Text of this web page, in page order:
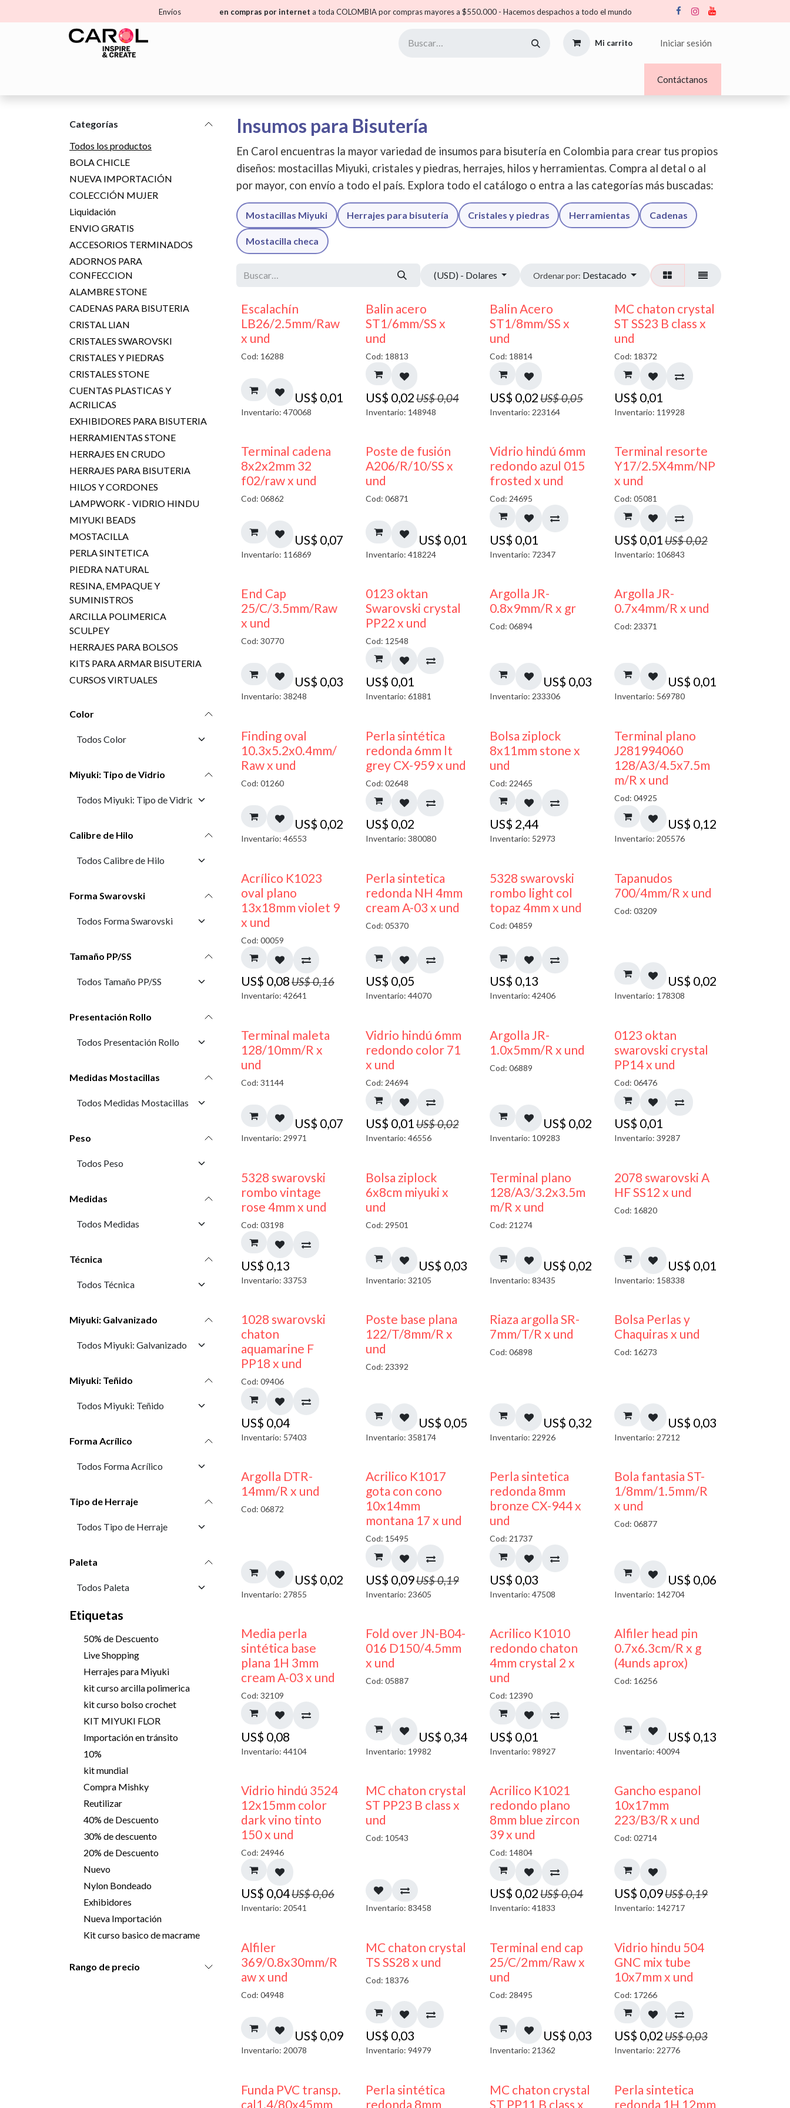
Envíos en compras por internet a toda COLOMBIA por compras mayores a $550.000 - Hacemos despachos a todo el mundo
Mi carrito Iniciar sesión
Contáctanos
Categorías
Todos los productos
BOLA CHICLE
NUEVA IMPORTACIÓN
COLECCIÓN MUJER
Liquidación
ENVIO GRATIS
ACCESORIOS TERMINADOS
ADORNOS PARA
CONFECCION
ALAMBRE STONE
CADENAS PARA BISUTERIA
CRISTAL LIAN
CRISTALES SWAROVSKI
CRISTALES Y PIEDRAS
CRISTALES STONE
CUENTAS PLASTICAS Y
ACRILICAS
EXHIBIDORES PARA BISUTERIA
HERRAMIENTAS STONE
HERRAJES EN CRUDO
HERRAJES PARA BISUTERIA
HILOS Y CORDONES
LAMPWORK - VIDRIO HINDU
MIYUKI BEADS
MOSTACILLA
PERLA SINTETICA
PIEDRA NATURAL
RESINA, EMPAQUE Y
SUMINISTROS
ARCILLA POLIMERICA
SCULPEY
HERRAJES PARA BOLSOS
KITS PARA ARMAR BISUTERIA
CURSOS VIRTUALES
Color
Miyuki: Tipo de Vidrio
Calibre de Hilo
Forma Swarovski
Tamaño PP/SS
Presentación Rollo
Medidas Mostacillas
Peso
Medidas
Técnica
Miyuki: Galvanizado
Miyuki: Teñido
Forma Acrílico
Tipo de Herraje
Paleta
Etiquetas
50% de Descuento
Live Shopping
Herrajes para Miyuki
kit curso arcilla polimerica
kit curso bolso crochet
KIT MIYUKI FLOR
Importación en tránsito
10%
kit mundial
Compra Mishky
Reutilizar
40% de Descuento
30% de descuento
20% de Descuento
Nuevo
Nylon Bondeado
Exhibidores
Nueva Importación
Kit curso basico de macrame
Rango de precio
Insumos para Bisutería
En Carol encuentras la mayor variedad de insumos para bisutería en Colombia para crear tus propios
diseños: mostacillas Miyuki, cristales y piedras, herrajes, hilos y herramientas. Compra al detal o al
por mayor, con envío a todo el país. Explora todo el catálogo o entra a las categorías más buscadas:
Mostacillas Miyuki Herrajes para bisutería Cristales y piedras Herramientas Cadenas
Mostacilla checa
(USD) - Dolares Ordenar por: Destacado
Escalachín
LB26/2.5mm/Raw
x und
Cod: 16288
US$ 0,01
Inventario: 470068
50% DESCUENTO
Balin acero
ST1/6mm/SS x
und
Cod: 18813
US$ 0,02US$0,04
Inventario: 148948
50% DESCUENTO
Balin Acero
ST1/8mm/SS x
und
Cod: 18814
US$ 0,02 US$0,05
Inventario: 223164
MC chaton crystal
ST SS23 B class x
und
Cod: 18372
US$ 0,01
Inventario: 119928
Terminal cadena
8x2x2mm 32
f02/raw x und
Cod: 06862
US$ 0,07
Inventario: 116869
Poste de fusión
A206/R/10/SS x
und
Cod: 06871
US$ 0,01
Inventario: 418224
40% DESCUENTO
Vidrio hindú 6mm
redondo azul 015
frosted x und
Cod: 24695
US$ 0,01
Inventario: 72347
50% DESCUENTO
Terminal resorte
Y17/2.5X4mm/NP
x und
Cod: 05081
US$ 0,01 US$0,02
Inventario: 106843
End Cap
25/C/3.5mm/Raw
x und
Cod: 30770
US$ 0,03
Inventario: 38248
0123 oktan
Swarovski crystal
PP22 x und
Cod: 12548
US$ 0,01
Inventario: 61881
Argolla JR-
0.8x9mm/R x gr
Cod: 06894
US$ 0,03
Inventario: 233306
Argolla JR-
0.7x4mm/R x und
Cod: 23371
US$ 0,01
Inventario: 569780
Finding oval
10.3x5.2x0.4mm/
Raw x und
Cod: 01260
US$ 0,02
Inventario: 46553
Perla sintética
redonda 6mm lt
grey CX-959 x und
Cod: 02648
US$ 0,02
Inventario: 380080
¡NUEVO!
Bolsa ziplock
8x11mm stone x
und
Cod: 22465
US$ 2,44
Inventario: 52973
Terminal plano
J281994060
128/A3/4.5x7.5m
m/R x und
Cod: 04925
US$ 0,12
Inventario: 205576
50% DESCUENTO
Acrílico K1023
oval plano
13x18mm violet 9
x und
Cod: 00059
US$ 0,08US$0,16
Inventario: 42641
Perla sintetica
redonda NH 4mm
cream A-03 x und
Cod: 05370
US$ 0,05
Inventario: 44070
5328 swarovski
rombo light col
topaz 4mm x und
Cod: 04859
US$ 0,13
Inventario: 42406
Tapanudos
700/4mm/R x und
Cod: 03209
US$ 0,02
Inventario: 178308
Terminal maleta
128/10mm/R x
und
Cod: 31144
US$ 0,07
Inventario: 29971
40% DESCUENTO
Vidrio hindú 6mm
redondo color 71
x und
Cod: 24694
US$ 0,01US$0,02
Inventario: 46556
Argolla JR-
1.0x5mm/R x und
Cod: 06889
US$ 0,02
Inventario: 109283
0123 oktan
swarovski crystal
PP14 x und
Cod: 06476
US$ 0,01
Inventario: 39287
5328 swarovski
rombo vintage
rose 4mm x und
Cod: 03198
US$ 0,13
Inventario: 33753
¡NUEVO!
Bolsa ziplock
6x8cm miyuki x
und
Cod: 29501
US$ 0,03
Inventario: 32105
Terminal plano
128/A3/3.2x3.5m
m/R x und
Cod: 21274
US$ 0,02
Inventario: 83435
2078 swarovski A
HF SS12 x und
Cod: 16820
US$ 0,01
Inventario: 158338
1028 swarovski
chaton
aquamarine F
PP18 x und
Cod: 09406
US$ 0,04
Inventario: 57403
Poste base plana
122/T/8mm/R x
und
Cod: 23392
US$ 0,05
Inventario: 358174
Riaza argolla SR-
7mm/T/R x und
Cod: 06898
US$ 0,32
Inventario: 22926
Bolsa Perlas y
Chaquiras x und
Cod: 16273
US$ 0,03
Inventario: 27212
Argolla DTR-
14mm/R x und
Cod: 06872
US$ 0,02
Inventario: 27855
50% DESCUENTO
Acrilico K1017
gota con cono
10x14mm
montana 17 x und
Cod: 15495
US$ 0,09US$0,19
Inventario: 23605
Perla sintetica
redonda 8mm
bronze CX-944 x
und
Cod: 21737
US$ 0,03
Inventario: 47508
Bola fantasia ST-
1/8mm/1.5mm/R
x und
Cod: 06877
US$ 0,06
Inventario: 142704
Media perla
sintética base
plana 1H 3mm
cream A-03 x und
Cod: 32109
US$ 0,08
Inventario: 44104
Fold over JN-B04-
016 D150/4.5mm
x und
Cod: 05887
US$ 0,34
Inventario: 19982
50% DESCUENTO
Acrilico K1010
redondo chaton
4mm crystal 2 x
und
Cod: 12390
US$ 0,01
Inventario: 98927
Alfiler head pin
0.7x6.3cm/R x g
(4unds aprox)
Cod: 16256
US$ 0,13
Inventario: 40094
40% DESCUENTO
Vidrio hindú 3524
12x15mm color
dark vino tinto
150 x und
Cod: 24946
US$ 0,04US$0,06
Inventario: 20541
MC chaton crystal
ST PP23 B class x
und
Cod: 10543
Inventario: 83458
50% DESCUENTO
Acrilico K1021
redondo plano
8mm blue zircon
39 x und
Cod: 14804
US$ 0,02 US$0,04
Inventario: 41833
50% DESCUENTO
Gancho espanol
10x17mm
223/B3/R x und
Cod: 02714
US$ 0,09US$0,19
Inventario: 142717
Alfiler
369/0.8x30mm/R
aw x und
Cod: 04948
US$ 0,09
Inventario: 20078
MC chaton crystal
TS SS28 x und
Cod: 18376
US$ 0,03
Inventario: 94979
Terminal end cap
25/C/2mm/Raw x
und
Cod: 28495
US$ 0,03
Inventario: 21362
40% DESCUENTO
Vidrio hindu 504
GNC mix tube
10x7mm x und
Cod: 17266
US$ 0,02US$0,03
Inventario: 22776
Funda PVC transp.
cal1.4/80x45mm
Perla sintética
redonda 8mm
MC chaton crystal
ST PP11 B class x
Perla sintetica
redonda 1H 12mm